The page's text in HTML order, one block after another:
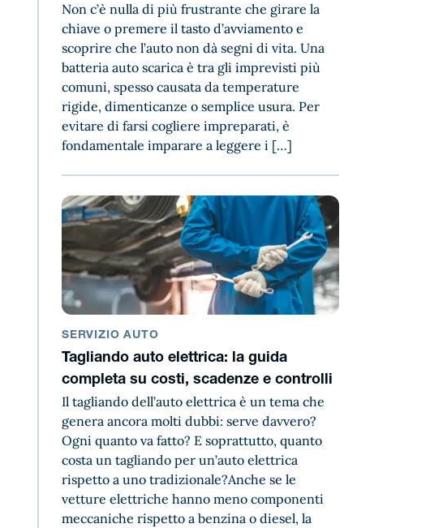
Non c’è nulla di più frustrante che girare la
chiave o premere il tasto d’avviamento e
scoprire che l’auto non dà segni di vita. Una
batteria auto scarica è tra gli imprevisti più
comuni, spesso causata da temperature
rigide, dimenticanze o semplice usura. Per
evitare di farsi cogliere impreparati, è
fondamentale imparare a leggere i […]
SERVIZIO AUTO
Tagliando auto elettrica: la guida
completa su costi, scadenze e controlli
Il tagliando dell’auto elettrica è un tema che
genera ancora molti dubbi: serve davvero?
Ogni quanto va fatto? E soprattutto, quanto
costa un tagliando per un’auto elettrica
rispetto a uno tradizionale?Anche se le
vetture elettriche hanno meno componenti
meccaniche rispetto a benzina o diesel, la